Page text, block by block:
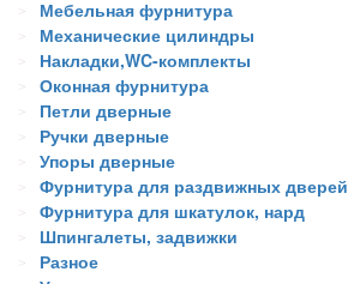
Мебельная фурнитура
Механические цилиндры
Накладки,WC-комплекты
Оконная фурнитура
Петли дверные
Ручки дверные
Упоры дверные
Фурнитура для раздвижных дверей
Фурнитура для шкатулок, нард
Шпингалеты, задвижки
Разное